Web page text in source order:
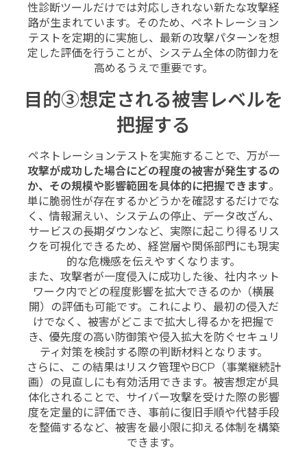
性診断ツールだけでは対応しきれない新たな攻撃経
路が生まれています。そのため、ペネトレーション
テストを定期的に実施し、最新の攻撃パターンを想
定した評価を行うことが、システム全体の防御力を
高めるうえで重要です。
目的③想定される被害レベルを
把握する
ペネトレーションテストを実施することで、万が一
攻撃が成功した場合にどの程度の被害が発生するの
か、その規模や影響範囲を具体的に把握できます。
単に脆弱性が存在するかどうかを確認するだけでな
く、情報漏えい、システムの停止、データ改ざん、
サービスの長期ダウンなど、実際に起こり得るリス
クを可視化できるため、経営層や関係部門にも現実
的な危機感を伝えやすくなります。
また、攻撃者が一度侵入に成功した後、社内ネット
ワーク内でどの程度影響を拡大できるのか（横展
開）の評価も可能です。これにより、最初の侵入だ
けでなく、被害がどこまで拡大し得るかを把握で
き、優先度の高い防御策や侵入拡大を防ぐセキュリ
ティ対策を検討する際の判断材料となります。
さらに、この結果はリスク管理やBCP（事業継続計
画）の見直しにも有効活用できます。被害想定が具
体化されることで、サイバー攻撃を受けた際の影響
度を定量的に評価でき、事前に復旧手順や代替手段
を整備するなど、被害を最小限に抑える体制を構築
できます。